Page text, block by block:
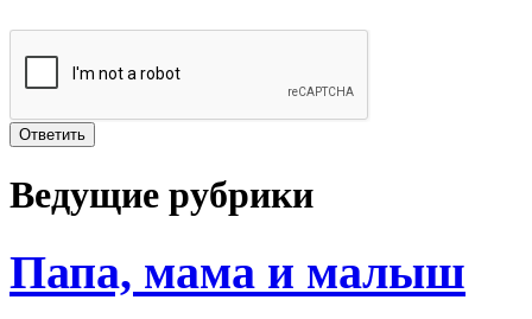
Ведущие рубрики
Папа, мама и малыш